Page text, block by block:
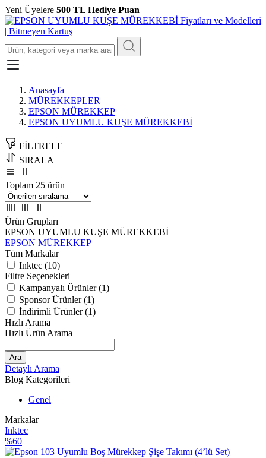
Yeni Üyelere 500 TL Hediye Puan
Anasayfa
MÜREKKEPLER
EPSON MÜREKKEP
EPSON UYUMLU KUŞE MÜREKKEBİ
FİLTRELE
SIRALA
Toplam 25 ürün
Ürün Grupları
EPSON UYUMLU KUŞE MÜREKKEBİ
EPSON MÜREKKEP
Tüm Markalar
Inktec (10)
Filtre Seçenekleri
Kampanyalı Ürünler (1)
Sponsor Ürünler (1)
İndirimli Ürünler (1)
Hızlı Arama
Hızlı Ürün Arama
Ara
Detaylı Arama
Blog Kategorileri
Genel
Markalar
Inktec
%60